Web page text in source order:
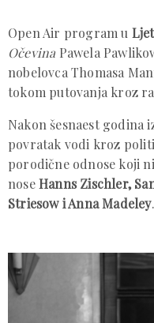
Open Air program u
Očevina Pawela
nobelovca Thomasa
tokom putovanja kroz
Nakon šesnaest godina
povratak vodi kroz
porodične odnose koji
noseHanns Zischler,
Striesow i Anna Madeley.